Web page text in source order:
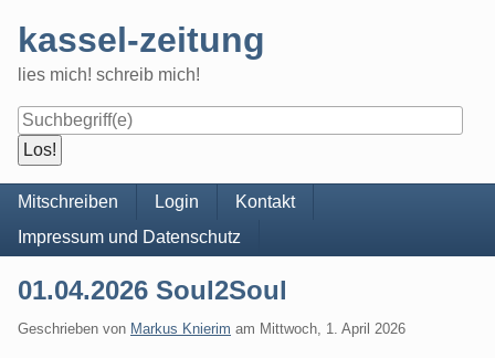
content
kassel-zeitung
lies mich! schreib mich!
Navigation
Mitschreiben Login
Kontakt
Impressum und Datenschutz
01.04.2026 Soul2Soul
Geschrieben von Markus Knierim am Mittwoch, 1. April 2026